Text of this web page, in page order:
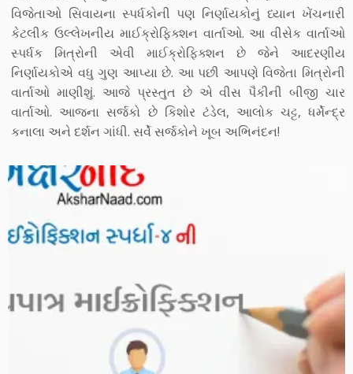
વિજેતાઓ સિવાયના સ્પર્ધકોની પણ નિર્ણાયકોનું ધ્યાન ખેંચનારી
કેટલીક ઉલ્લેખનીય માઈક્રોફિક્શન વાર્તાઓ. આ વીસેક વાર્તાઓ
સ્પર્ધક મિત્રોની એવી માઈક્રોફિક્શન છે જેને આદરણીય
નિર્ણાયકોએ વધુ ગુણ આપ્યા છે. આ પછી આપણે વિજેતા મિત્રોની
વાર્તાઓ માણીશું. આજે પ્રસ્તુત છે એ વીસ પૈકીની બીજી ચાર
વાર્તાઓ. આજના સર્જકો છે કિશોર ટંડેલ, આલોક ચટ્ટ, ધર્મેન્દ્ર
કનાલા અને દર્શન ગાંધી. સર્વે સર્જકોને ખૂબ અભિનંદન!